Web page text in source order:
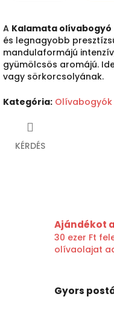
A Kalamata olívabogyó
és legnagyobb
mandulaformájú
gyümölcsös aromájú.
vagy sörkorcsolyának.
Kategória: Olívabogyók
KÉRDÉS
Ajándékot
30 ezer Ft
olívaolajat
Gyors